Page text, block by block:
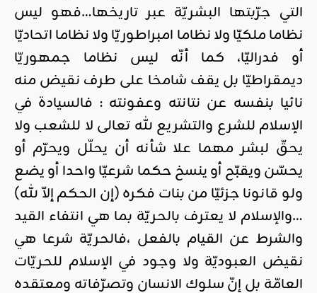
التي جرّبتها البشريّة عبر تاريخها…فهو ليس
نظاما ملكيّا ولا نظاما امبراطوريّا ولا نظاما اتحاديّا
أو فدراليّا، كما أنّه ليس نظاما جمهوريّا
ديمقراطيّا بل يقف شامخا على طرف نقيض منه
نائيا بنفسه عن نتانته وعفونته : فالسيادة في
الإسلام للشرع والتشريع لله تعالى لا للشعب ولا
يحقّ لبشر مهما علا شأنه أن يحلّل ويحرّم أو
يحسّن ويقبّح أو ينسخ حكما شرعيّا واحدا أو يضع
ولو قانونا جزئيّا من بنات فكره (إن الحكم إلاّ لله)
…والإسلام لا يعترف بالحريّة بما هي انتفاء القيد
والشرط عن القيام بالفعل ،فالحريّة شرعا هي
نقيض العبوديّة ولا وجود في الإسلام للحريّات
العامّة بل إنّ سلوك الانسان وتصرّفاته ومعتقده